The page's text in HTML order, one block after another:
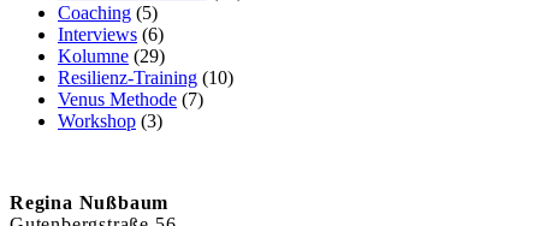
Coaching (5)
Interviews (6)
Kolumne (29)
Resilienz-Training (10)
Venus Methode (7)
Workshop (3)
Regina Nußbaum